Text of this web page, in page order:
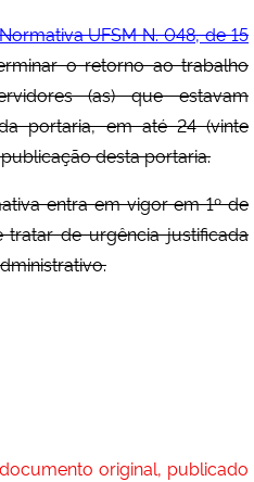
UFSM N. 048, de 15
o retorno ao trabalho
(as) que estavam
portaria, em até 24 (vinte
desta portaria.
entra em vigor em 1º de
de urgência justificada
original, publicado